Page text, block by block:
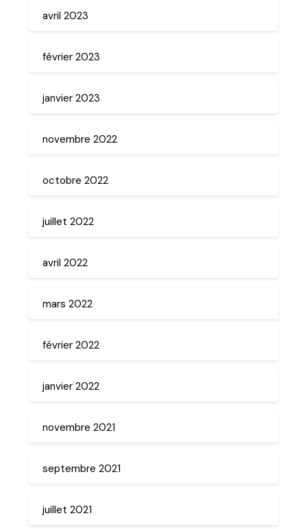
avril 2023
février 2023
janvier 2023
novembre 2022
octobre 2022
juillet 2022
avril 2022
mars 2022
février 2022
janvier 2022
novembre 2021
septembre 2021
juillet 2021